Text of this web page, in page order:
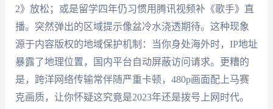
2》放松；或是留学四年仍习惯用腾讯视频补《歌手》直
播。突然弹出的区域提示像盆冷水浇透期待。这种现象
源于内容版权的地域保护机制：当你身处海外时，IP地址
暴露了地理位置，国内平台自动屏蔽访问请求。更糟的
是，跨洋网络传输常伴随严重卡顿，480p画面配上马赛
克画质，让你怀疑这究竟是2023年还是拨号上网时代。